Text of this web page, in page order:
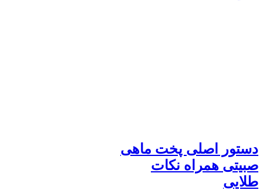
دستور اصلی پخت ماهی
صبیتی همراه نکات
طلایی